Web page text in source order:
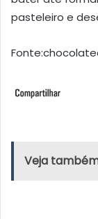
pasteleiro e
Veja